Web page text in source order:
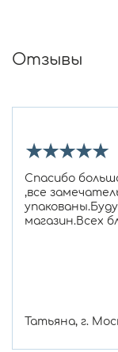
Отзывы
★★★★★
Спасибо
,все
магазин.Всех
Татьяна, г.